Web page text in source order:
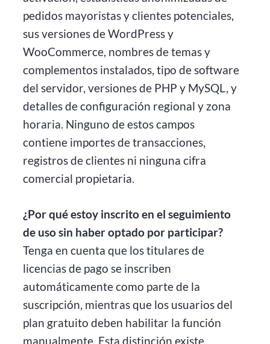
pedidos mayoristas y clientes potenciales,
sus versiones de WordPress y
WooCommerce, nombres de temas y
complementos instalados, tipo de software
del servidor, versiones de PHP y MySQL, y
detalles de configuración regional y zona
horaria. Ninguno de estos campos
contiene importes de transacciones,
registros de clientes ni ninguna cifra
comercial propietaria.
¿Por qué estoy inscrito en el seguimiento
de uso sin haber optado por participar?
Tenga en cuenta que los titulares de
licencias de pago se inscriben
automáticamente como parte de la
suscripción, mientras que los usuarios del
plan gratuito deben habilitar la función
manualmente. Esta distinción existe